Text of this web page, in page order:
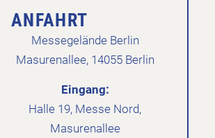
ANFAHRT
Messegelände Berlin
Masurenallee, 14055 Berlin
Eingang:
Halle 19, Messe Nord,
Masurenallee